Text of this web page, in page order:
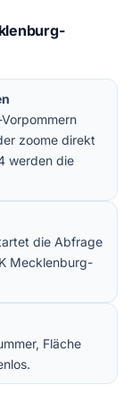
zoome direkt
werden die
die Abfrage
Mecklenburg-
Fläche